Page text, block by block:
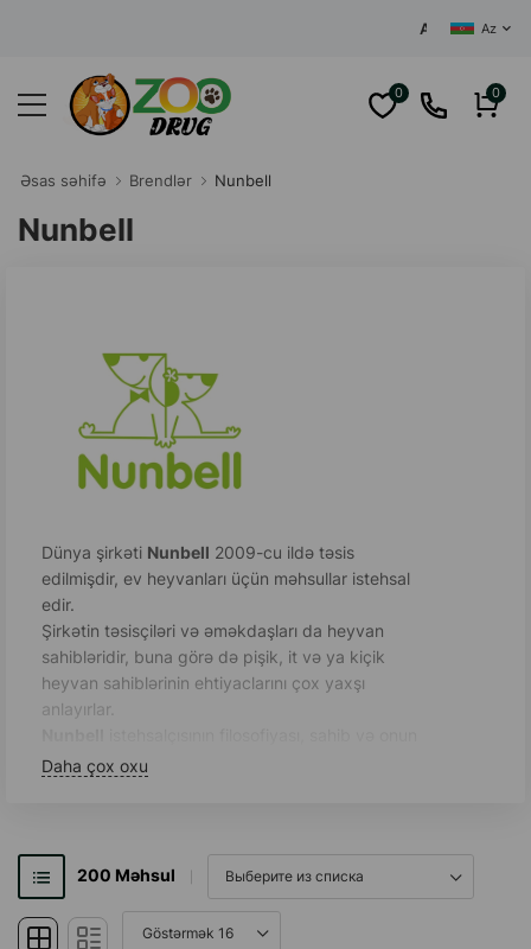
AZƏRBAYCANINAz
0 0
Əsas səhifə Brendlər Nunbell
Nunbell
Dünya şirkəti Nunbell 2009-cu ildə təsis
edilmişdir, ev heyvanları üçün məhsullar istehsal
edir.
Şirkətin təsisçiləri və əməkdaşları da heyvan
sahibləridir, buna görə də pişik, it və ya kiçik
heyvan sahiblərinin ehtiyaclarını çox yaxşı
anlayırlar.
ev heyvanı arasındakı əlaqəni gücləndirmək,
Mükəmməl keyfiyyət: modellər hazırlayarkən,
yumşaq, toksik olmayan materiallar seçilir.
İstehsal texnologiyasına riayət edilməsi bütün
mərhələlərdə nəzarət olunur.
Daha çox oxu
200 Məhsul